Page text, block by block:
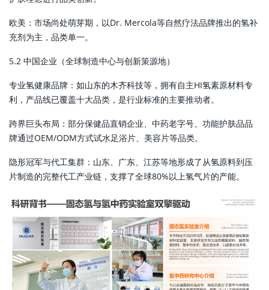
欧美：市场尚处萌芽期，以Dr. Mercola等自然疗法品牌推出的氢补
充剂为主，品类单一。
5.2 中国企业（全球制造中心与创新策源地）
专业氢健康品牌：如山东的木齐科技等，拥有自主HI氢素原材料专
利，产品线已覆盖十大品类，是行业标准的主要推动者。
跨界巨头布局：部分保健品直销企业、中药老字号、功能护肤品品
牌通过OEM/ODM方式试水足浴片、美容片等品类。
隐形冠军与代工集群：山东、广东、江苏等地形成了从氢原料到压
片制造的完整代工产业链，支撑了全球80%以上氢气片的产能。